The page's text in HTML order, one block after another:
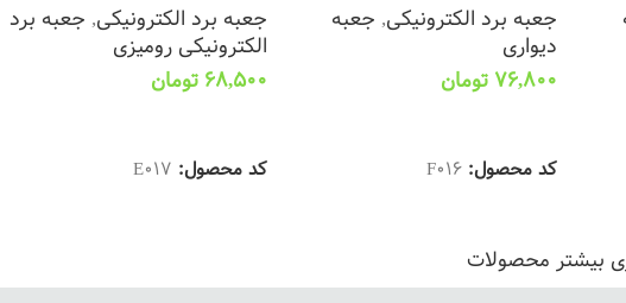
جعبه برد الکترونیکی, جعبه
دیواری
76,800 تومان
کد محصول: F016
جعبه برد الکترونیکی, جعبه برد
الکترونیکی رومیزی
68,500 تومان
کد محصول: E017
بیشتر محصولات